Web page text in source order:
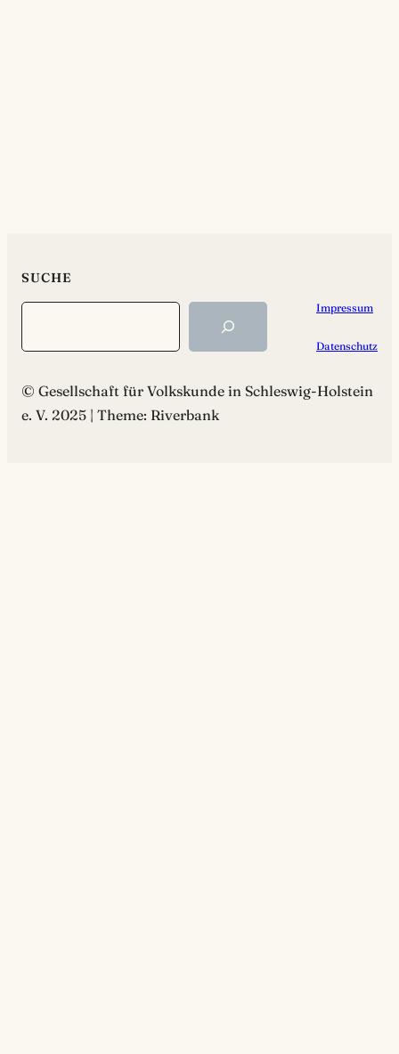
SUCHE
Impressum
Datenschutz
© Gesellschaft für Volkskunde in Schleswig-Holstein
e. V. 2025 | Theme: Riverbank